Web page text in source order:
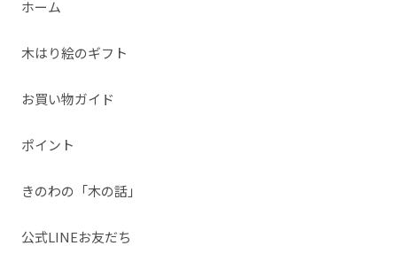
ホーム
木はり絵のギフト
お買い物ガイド
ポイント
きのわの「木の話」
公式LINEお友だち